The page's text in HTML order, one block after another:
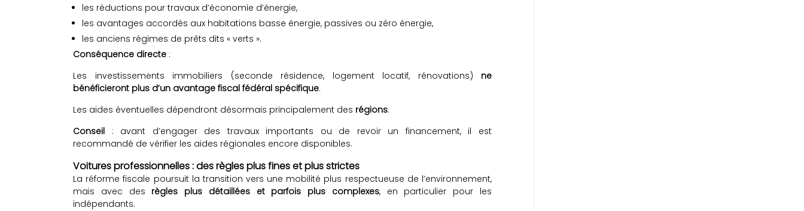
les réductions pour travaux d’économie d’énergie,
les avantages accordés aux habitations basse énergie, passives ou zéro énergie,
les anciens régimes de prêts dits « verts ».
Conséquence directe :
Les investissements immobiliers (seconde résidence, logement locatif, rénovations) ne
bénéficieront plus d’un avantage fiscal fédéral spécifique.
Les aides éventuelles dépendront désormais principalement des régions.
Conseil : avant d’engager des travaux importants ou de revoir un financement, il est
recommandé de vérifier les aides régionales encore disponibles.
Voitures professionnelles : des règles plus fines et plus strictes
La réforme fiscale poursuit la transition vers une mobilité plus respectueuse de l’environnement,
mais avec des règles plus détaillées et parfois plus complexes, en particulier pour les
indépendants.